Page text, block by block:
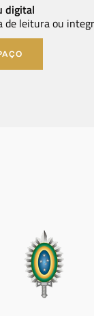
digital
de leitura ou